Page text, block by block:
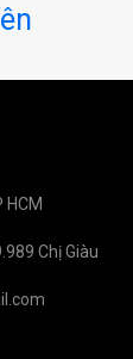
HCM
Chị Giàu